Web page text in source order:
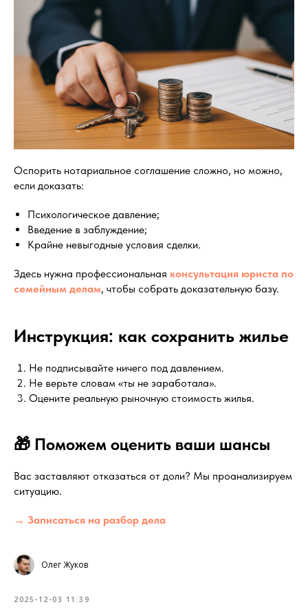
Оспорить нотариальное соглашение сложно, но можно,
если доказать:
Психологическое давление;
Введение в заблуждение;
Крайне невыгодные условия сделки.
Здесь нужна профессиональная консультация юриста по
семейным делам, чтобы собрать доказательную базу.
Инструкция: как сохранить жилье
Не подписывайте ничего под давлением.
Не верьте словам «ты не заработала».
Оцените реальную рыночную стоимость жилья.
🎁 Поможем оценить ваши шансы
Вас заставляют отказаться от доли? Мы проанализируем
ситуацию.
→ Записаться на разбор дела
Олег Жуков
2025-12-03 11:39